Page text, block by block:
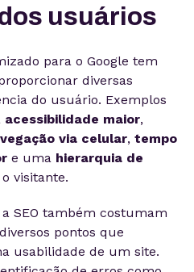
usuários
para o Google tem
diversas
do usuário. Exemplos
acessibilidade maior,
via celular, tempo
e uma hierarquia de
visitante.
SEO também costumam
pontos que
usabilidade de um site.